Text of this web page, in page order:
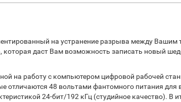
на устранение разрыва между
даст Вам возможность записать новый
на работу с компьютером цифровой рабочей
отличаются 48 вольтами фантомного питания для
24-бит/192 кГц (студийное качество). В